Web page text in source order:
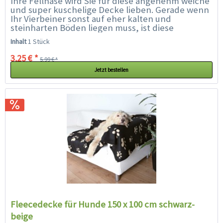
und super kuschelige Decke lieben. Gerade wenn
Ihr Vierbeiner sonst auf eher kalten und
steinharten Böden liegen muss, ist diese
kuschelige Decke ein Paradies. Die Decke isoliert
nach...
Inhalt1 Stück
3,25 € * 5,99 € *
Jetzt bestellen
Fleecedecke für Hunde 150 x 100 cm schwarz-
beige